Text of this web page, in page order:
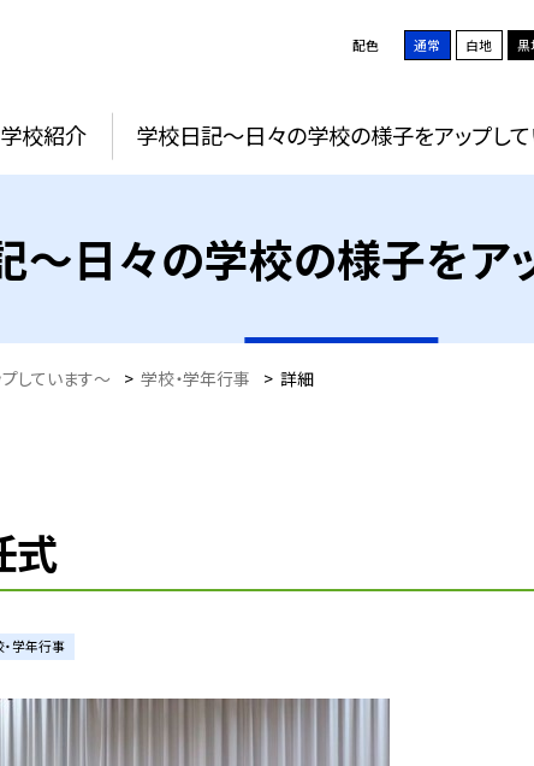
配色 通常 白地 黒
学校紹介 学校日記～日々の学校の様子をアップし
～日々の学校の様子をア
しています～ > 学校・学年行事 > 詳細
式
・学年行事